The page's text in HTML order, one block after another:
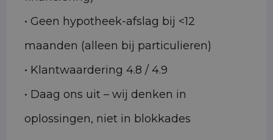
• Geen hypotheek-afslag bij <12
maanden (alleen bij particulieren)
• Klantwaardering 4.8 / 4.9
• Daag ons uit – wij denken in
oplossingen, niet in blokkades